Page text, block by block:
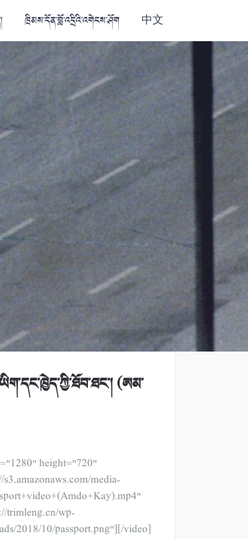
ཁྲིམས་དོན་བློ་འདྲིའི་འགེངས་ཤོག 中文
(ཨམ་
height="720"
media-
trimleng.cn/wp-
2018/10/passport.png"][/video]